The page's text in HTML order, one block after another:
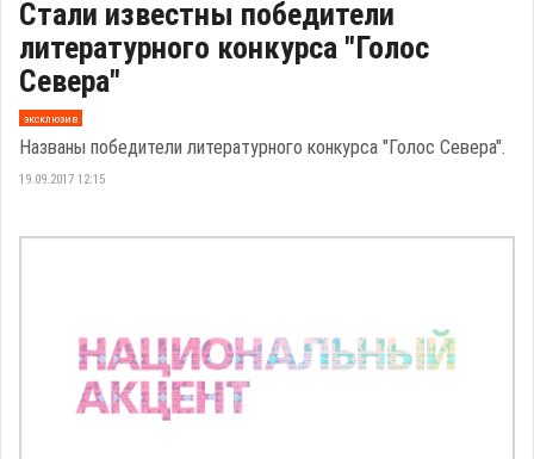
Стали известны победители
литературного конкурса "Голос
Севера"
эксклюзив
Названы победители литературного конкурса "Голос Севера".
19.09.2017 12:15